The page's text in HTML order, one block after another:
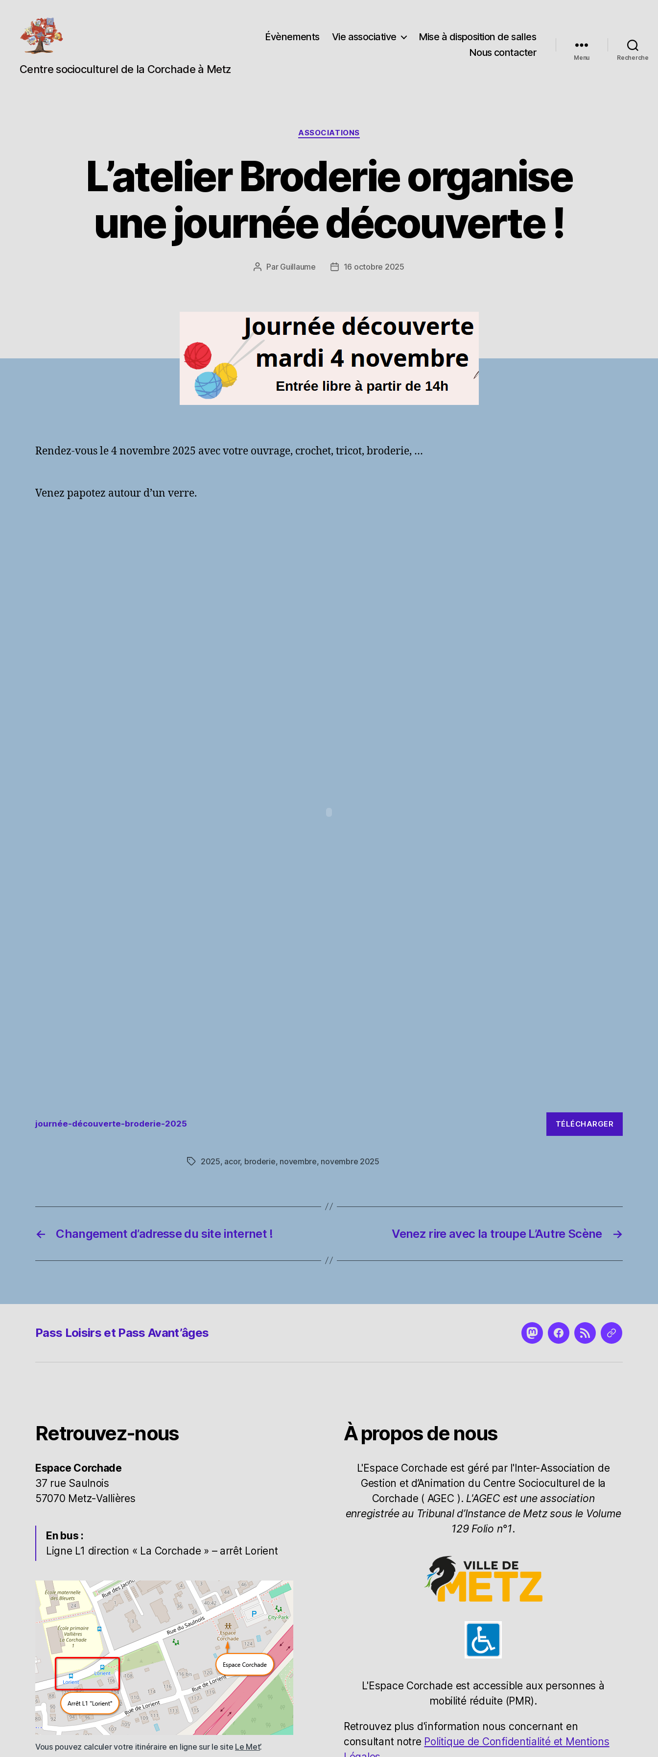
Corchade
Centre socioculturel de la Corchade à Metz
Évènements Vie associative
Mise à disposition de salles
Nous contacter
Menu Recherche
Catégories
ASSOCIATIONS
L’atelier Broderie organise
une journée découverte !
Auteur
Par Guillaume
Date16 octobre 2025
Rendez-vous le 4 novembre 2025 avec votre ouvrage, crochet, tricot, broderie, …
Venez papotez autour d’un verre.
journée-découverte-broderie-2025 TÉLÉCHARGER
Étiquettes
2025, acor, broderie, novembre, novembre 2025
← Changement d’adresse du site internet ! →
Venez rire avec la troupe L’Autre Scène
Pass Loisirs et Pass Avant’âges MastodonFacebook
RSS
Nous
Retrouvez-nous
Espace Corchade
37 rue Saulnois
57070 Metz-Vallières
En bus :
Ligne L1 direction « La Corchade » – arrêt Lorient
Vous pouvez calculer votre itinéraire en ligne sur le site Le Met’.
À propos de nous
L'Espace Corchade est géré par l'Inter-Association de
Gestion et d’Animation du Centre Socioculturel de la
Corchade ( AGEC ). L'AGEC est une association
enregistrée au Tribunal d’Instance de Metz sous le Volume
129 Folio n°1.
L'Espace Corchade est accessible aux personnes à
mobilité réduite (PMR).
Retrouvez plus d'information nous concernant en
consultant notre Politique de Confidentialité et Mentions